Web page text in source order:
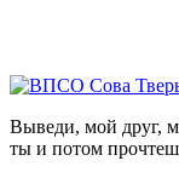
Выведи, мой друг,
ты и потом